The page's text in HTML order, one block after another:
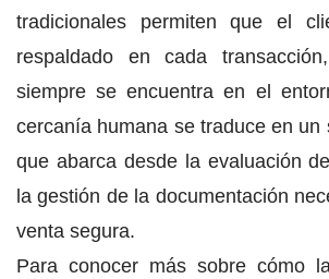
tradicionales permiten que el
respaldado en cada
siempre se encuentra en el
cercanía humana se traduce en un
que abarca desde la evaluación
la gestión de la documentación
venta segura.
Para conocer más sobre cómo